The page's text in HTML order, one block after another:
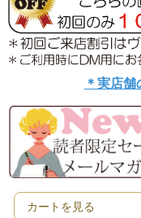
＊実店
カートを見る